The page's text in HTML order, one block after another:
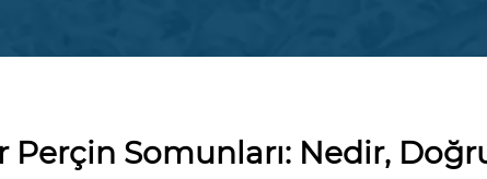
Perçin Somunları: Nedir,